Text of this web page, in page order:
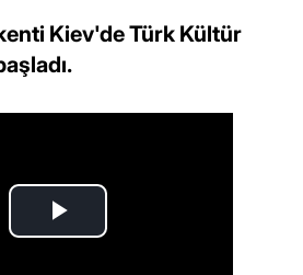
Kiev'de Türk Kültür